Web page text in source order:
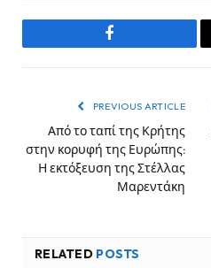
Facebook
PREVIOUS ARTICLE
Από το ταπί της Κρήτης
στην κορυφή της Ευρώπης:
Η εκτόξευση της Στέλλας
Μαρεντάκη
RELATED POSTS